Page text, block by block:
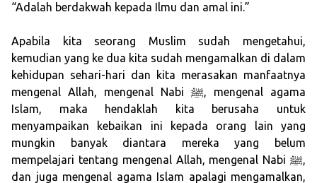
“Adalah berdakwah kepada Ilmu dan amal ini.”
Apabila kita seorang Muslim sudah mengetahui,
kemudian yang ke dua kita sudah mengamalkan di dalam
kehidupan sehari-hari dan kita merasakan manfaatnya
mengenal Allah, mengenal Nabi ﷺ, mengenal agama
Islam, maka hendaklah kita berusaha untuk
menyampaikan kebaikan ini kepada orang lain yang
mungkin banyak diantara mereka yang belum
mempelajari tentang mengenal Allah, mengenal Nabi ﷺ,
dan juga mengenal agama Islam apalagi mengamalkan,